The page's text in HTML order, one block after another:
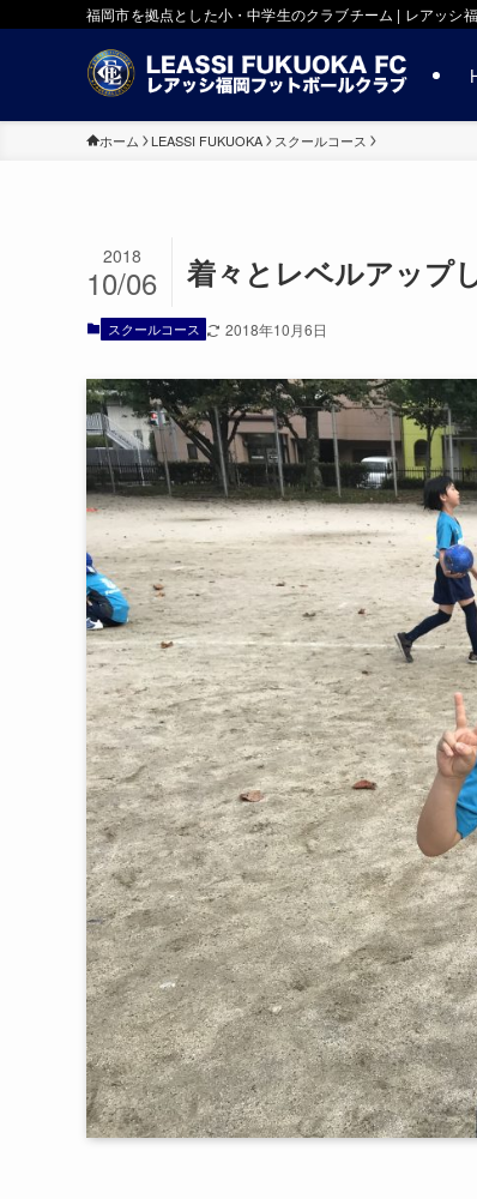
福岡市を拠点とした小・中学生のクラブチーム | レアッシ
ホーム LEASSI FUKUOKA スクールコース
着々とレベルアップ
2018
10/06
スクールコース 2018年10月6日